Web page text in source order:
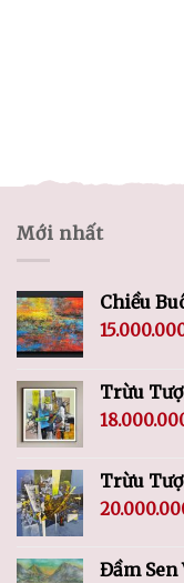
Mới nhất
Chiều
Trừu
Trừu
Đầm Sen